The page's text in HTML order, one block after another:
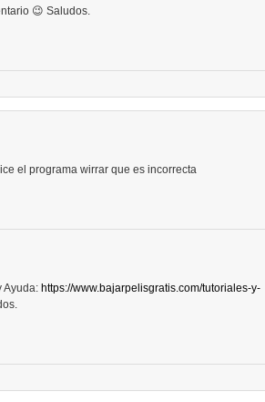
😉 Saludos.
el programa wirrar que es incorrecta
Ayuda: https://www.bajarpelisgratis.com/tutoriales-y-